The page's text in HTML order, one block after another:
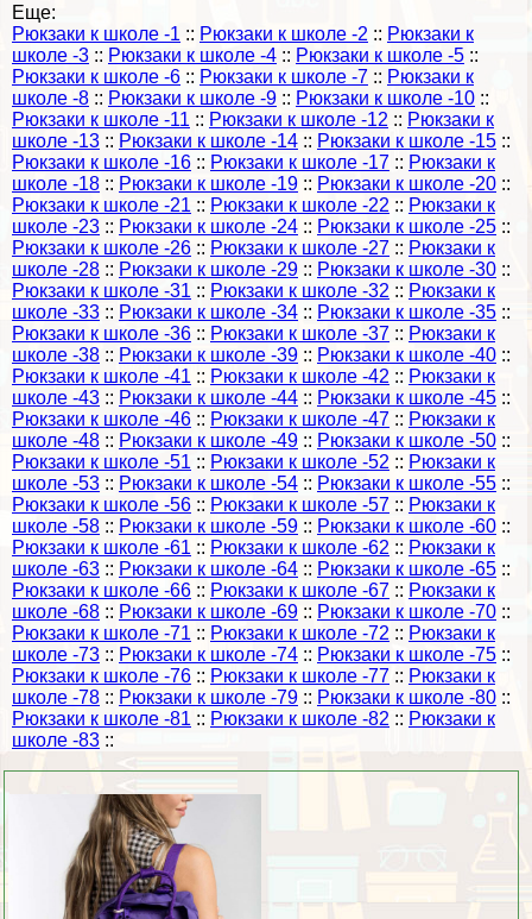
Еще:
Рюкзаки к школе -1 :: Рюкзаки к школе -2 :: Рюкзаки к
школе -3 :: Рюкзаки к школе -4 :: Рюкзаки к школе -5 ::
Рюкзаки к школе -6 :: Рюкзаки к школе -7 :: Рюкзаки к
школе -8 :: Рюкзаки к школе -9 :: Рюкзаки к школе -10 ::
Рюкзаки к школе -11 :: Рюкзаки к школе -12 :: Рюкзаки к
школе -13 :: Рюкзаки к школе -14 :: Рюкзаки к школе -15 ::
Рюкзаки к школе -16 :: Рюкзаки к школе -17 :: Рюкзаки к
школе -18 :: Рюкзаки к школе -19 :: Рюкзаки к школе -20 ::
Рюкзаки к школе -21 :: Рюкзаки к школе -22 :: Рюкзаки к
школе -23 :: Рюкзаки к школе -24 :: Рюкзаки к школе -25 ::
Рюкзаки к школе -26 :: Рюкзаки к школе -27 :: Рюкзаки к
школе -28 :: Рюкзаки к школе -29 :: Рюкзаки к школе -30 ::
Рюкзаки к школе -31 :: Рюкзаки к школе -32 :: Рюкзаки к
школе -33 :: Рюкзаки к школе -34 :: Рюкзаки к школе -35 ::
Рюкзаки к школе -36 :: Рюкзаки к школе -37 :: Рюкзаки к
школе -38 :: Рюкзаки к школе -39 :: Рюкзаки к школе -40 ::
Рюкзаки к школе -41 :: Рюкзаки к школе -42 :: Рюкзаки к
школе -43 :: Рюкзаки к школе -44 :: Рюкзаки к школе -45 ::
Рюкзаки к школе -46 :: Рюкзаки к школе -47 :: Рюкзаки к
школе -48 :: Рюкзаки к школе -49 :: Рюкзаки к школе -50 ::
Рюкзаки к школе -51 :: Рюкзаки к школе -52 :: Рюкзаки к
школе -53 :: Рюкзаки к школе -54 :: Рюкзаки к школе -55 ::
Рюкзаки к школе -56 :: Рюкзаки к школе -57 :: Рюкзаки к
школе -58 :: Рюкзаки к школе -59 :: Рюкзаки к школе -60 ::
Рюкзаки к школе -61 :: Рюкзаки к школе -62 :: Рюкзаки к
школе -63 :: Рюкзаки к школе -64 :: Рюкзаки к школе -65 ::
Рюкзаки к школе -66 :: Рюкзаки к школе -67 :: Рюкзаки к
школе -68 :: Рюкзаки к школе -69 :: Рюкзаки к школе -70 ::
Рюкзаки к школе -71 :: Рюкзаки к школе -72 :: Рюкзаки к
школе -73 :: Рюкзаки к школе -74 :: Рюкзаки к школе -75 ::
Рюкзаки к школе -76 :: Рюкзаки к школе -77 :: Рюкзаки к
школе -78 :: Рюкзаки к школе -79 :: Рюкзаки к школе -80 ::
Рюкзаки к школе -81 :: Рюкзаки к школе -82 :: Рюкзаки к
школе -83 ::